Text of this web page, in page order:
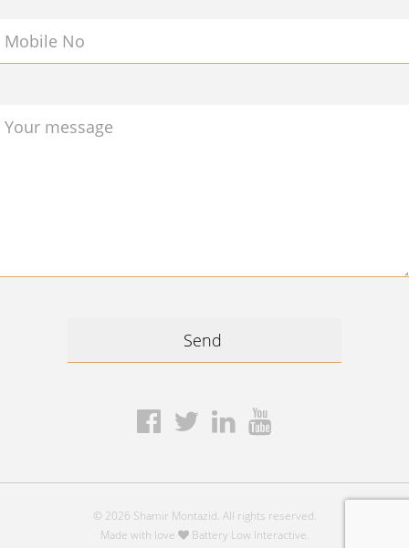
Mobile No
Your message
© 2026 Shamir Montazid. All rights reserved.
Made with love
Battery Low Interactive.